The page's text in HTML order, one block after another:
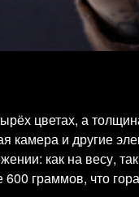
цветах, а
камера и другие
как на весу,
граммов, что